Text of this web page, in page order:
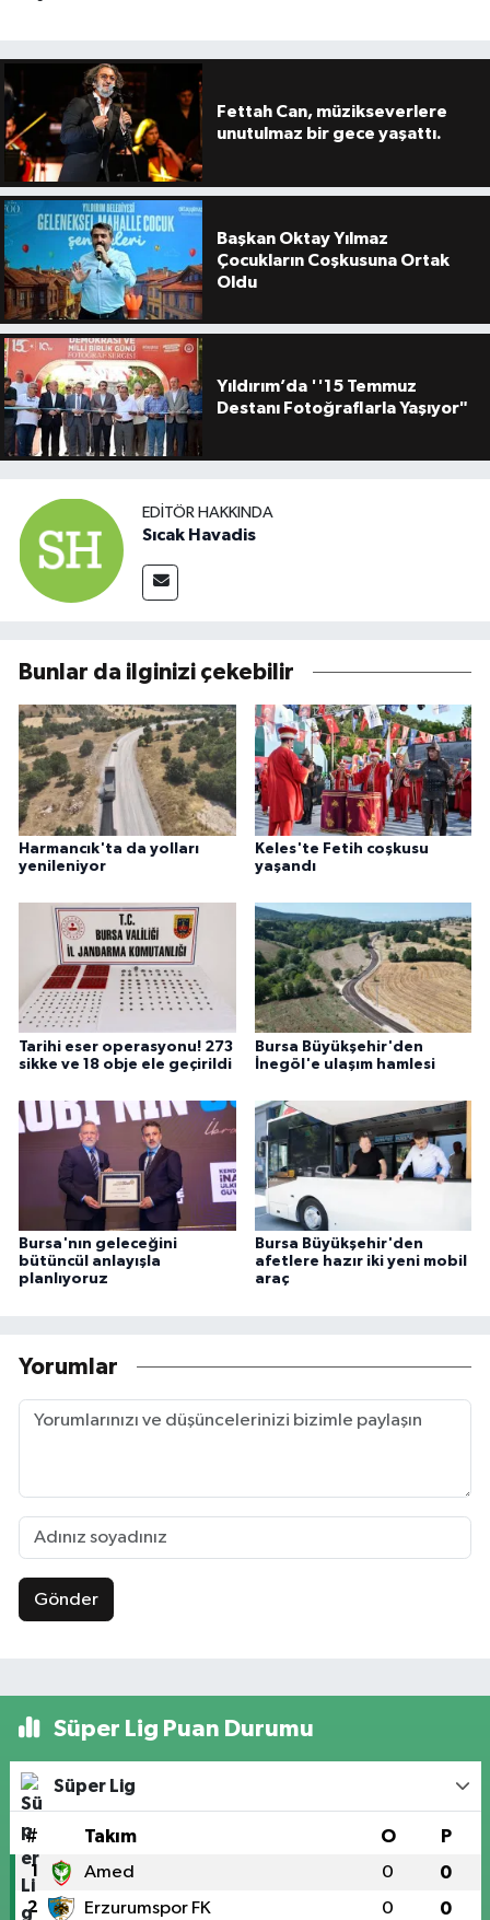
Fettah Can, müzikseverlere
unutulmaz bir gece yaşattı.
Başkan Oktay Yılmaz
Çocukların Coşkusuna Ortak
Oldu
Yıldırım’da ''15 Temmuz
Destanı Fotoğraflarla Yaşıyor"
EDITÖR HAKKINDA
Sıcak Havadis
Bunlar da ilginizi çekebilir
Harmancık'ta da yolları
yenileniyor
Keles'te Fetih coşkusu
yaşandı
Tarihi eser operasyonu! 273
sikke ve 18 obje ele geçirildi
Bursa Büyükşehir'den
İnegöl'e ulaşım hamlesi
Bursa'nın geleceğini
bütüncül anlayışla
planlıyoruz
Bursa Büyükşehir'den
afetlere hazır iki yeni mobil
araç
Yorumlar
Gönder
Süper Lig Puan Durumu
Süper Lig
# Takım O P
1 Amed 0 0
2 Erzurumspor FK 0 0